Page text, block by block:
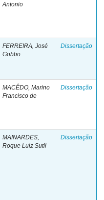
Antonio
FERREIRA, José
Gobbo
Dissertação
MACÊDO, Marino
Francisco de
Dissertação
MAINARDES,
Roque Luiz Sutil
Dissertação